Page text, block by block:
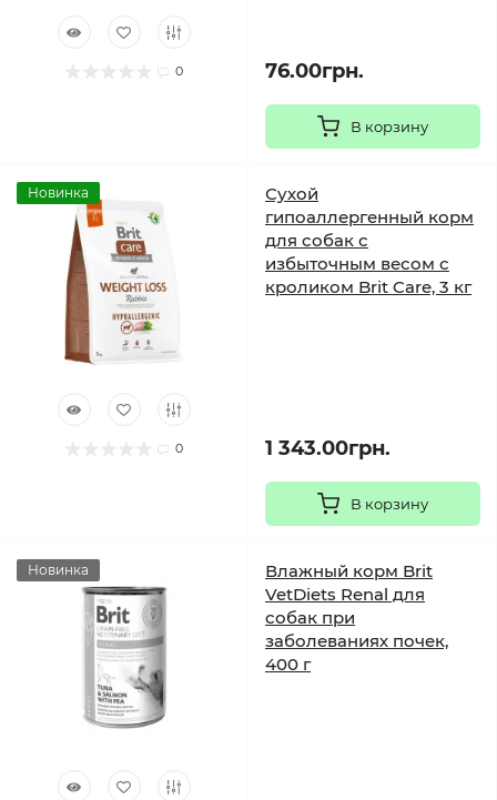
0 76.00грн.
В корзину
Новинка
0
Сухой
гипоаллергенный корм
для собак с
избыточным весом с
кроликом Brit Care, 3 кг
1 343.00грн.
В корзину
Новинка
Влажный корм Brit
VetDiets Renal для
собак при
заболеваниях почек,
400 г